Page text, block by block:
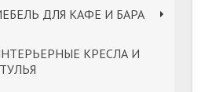
ДЛЯ КАФЕ И БАРА
КРЕСЛА И